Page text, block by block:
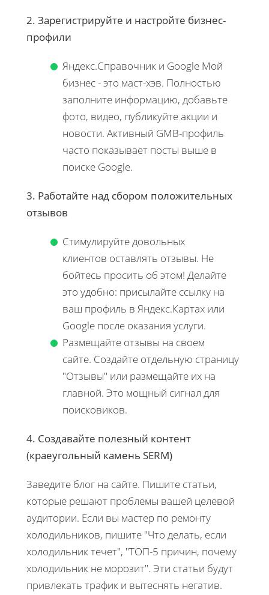
2. Зарегистрируйте и настройте бизнес-
профили
Яндекс.Справочник и Google Мой
бизнес - это маст-хэв. Полностью
заполните информацию, добавьте
фото, видео, публикуйте акции и
новости. Активный GMB-профиль
часто показывает посты выше в
поиске Google.
3. Работайте над сбором положительных
отзывов
Стимулируйте довольных
клиентов оставлять отзывы. Не
бойтесь просить об этом! Делайте
это удобно: присылайте ссылку на
ваш профиль в Яндекс.Картах или
Google после оказания услуги.
Размещайте отзывы на своем
сайте. Создайте отдельную страницу
"Отзывы" или размещайте их на
главной. Это мощный сигнал для
поисковиков.
4. Создавайте полезный контент
(краеугольный камень SERM)
Заведите блог на сайте. Пишите статьи,
которые решают проблемы вашей целевой
аудитории. Если вы мастер по ремонту
холодильников, пишите "Что делать, если
холодильник течет", "ТОП-5 причин, почему
холодильник не морозит". Эти статьи будут
привлекать трафик и вытеснять негатив.